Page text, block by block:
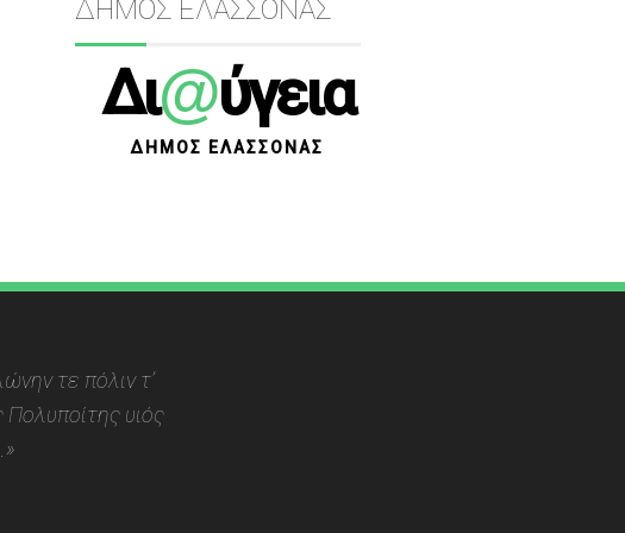
ΔΗΜΟΣ ΕΛΑΣΣΟΝΑΣ
Δι@ύγεια
ΔΗΜΟΣ ΕΛΑΣΣΟΝΑΣ
τε πόλιν τ’
υιός